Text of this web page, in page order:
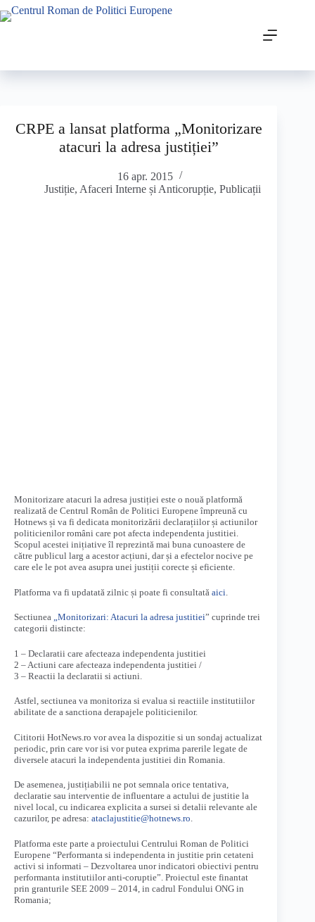
CRPE a lansat platforma „Monitorizare
atacuri la adresa justiției”
16 apr. 2015
Justiție, Afaceri Interne și Anticorupție,Publicații
Monitorizare atacuri la adresa justiției este o nouă platformă
realizată de Centrul Român de Politici Europene împreună cu
Hotnews și va fi dedicata monitorizării declarațiilor și actiunilor
politicienilor români care pot afecta independenta justitiei.
Scopul acestei inițiative îl reprezintă mai buna cunoastere de
către publicul larg a acestor acțiuni, dar și a efectelor nocive pe
care ele le pot avea asupra unei justiții corecte și eficiente.
Platforma va fi updatată zilnic și poate fi consultată aici
Sectiunea „Monitorizari: Atacuri la adresa justitiei” cuprinde trei
categorii distincte:
1 – Declaratii care afecteaza independenta justitiei
2 – Actiuni care afecteaza independenta justitiei /
3 – Reactii la declaratii si actiuni.
Astfel, sectiunea va monitoriza si evalua si reactiile institutiilor
abilitate de a sanctiona derapajele politicienilor.
Cititorii HotNews.ro vor avea la dispozitie si un sondaj actualizat
periodic, prin care vor isi vor putea exprima parerile legate de
diversele atacuri la independenta justitiei din Romania.
De asemenea, justițiabilii ne pot semnala orice tentativa,
declaratie sau interventie de influentare a actului de justitie la
nivel local, cu indicarea explicita a sursei si detalii relevante ale
cazurilor, pe adresa: ataclajustitie@hotnews.ro.
Platforma este parte a proiectului Centrului Roman de Politici
Europene “Performanta si independenta in justitie prin cetateni
activi si informati – Dezvoltarea unor indicatori obiectivi pentru
performanta institutiilor anti-coruptie”. Proiectul este finantat
prin granturile SEE 2009 – 2014, in cadrul Fondului ONG in
Romania;